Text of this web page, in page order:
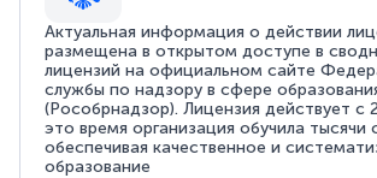
Актуальная информация о действии
размещена в открытом доступе в
лицензий на официальном сайте
службы по надзору в сфере
(Рособрнадзор). Лицензия действует с
это время организация обучила тысячи
обеспечивая качественное и
образование